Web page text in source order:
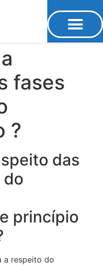
fases
?
das
do
princípio
a respeito do